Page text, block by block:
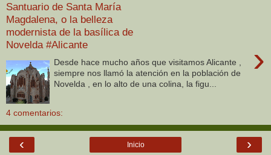
Santuario de Santa María
Magdalena, o la belleza
modernista de la basílica de
Novelda #Alicante
›
Desde hace mucho años que visitamos Alicante ,
siempre nos llamó la atención en la población de
Novelda , en lo alto de una colina, la figu...
4 comentarios:
‹ ›
Inicio